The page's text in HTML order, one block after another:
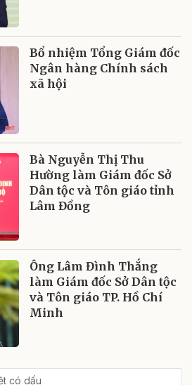
Bổ nhiệm Tổng Giám đốc
Ngân hàng Chính sách
xã hội
Bà Nguyễn Thị Thu
Hường làm Giám đốc Sở
Dân tộc và Tôn giáo tỉnh
Lâm Đồng
Ông Lâm Đình Thắng
làm Giám đốc Sở Dân tộc
và Tôn giáo TP. Hồ Chí
Minh